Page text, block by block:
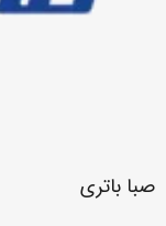
صبا باتری